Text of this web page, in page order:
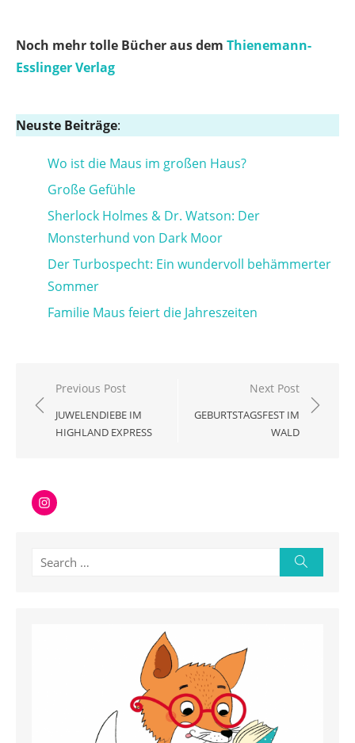
Noch mehr tolle Bücher aus dem Thienemann-
Esslinger Verlag
Neuste Beiträge:
Wo ist die Maus im großen Haus?
Große Gefühle
Sherlock Holmes & Dr. Watson: Der
Monsterhund von Dark Moor
Der Turbospecht: Ein wundervoll behämmerter
Sommer
Familie Maus feiert die Jahreszeiten
Beitragsnavigation
Previous Post
JUWELENDIEBE IM
HIGHLAND EXPRESS
Next Post
GEBURTSTAGSFEST IM
WALD
Instagram
Search